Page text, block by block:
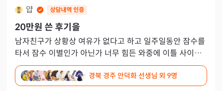
얍 상담내역 인증
20만원 쓴 후기을
남자친구가 상황상 여유가 없다고 하고 일주일동안 잠수를
타서 잠수 이별인가 아닌가 너무 힘든 와중에 이틀 사이에
20만원 넘게 썼습니다. 신점의 경우 남자친구가 다른 여자
가 있고
경북 경주 안덕화 선생님 외 9명